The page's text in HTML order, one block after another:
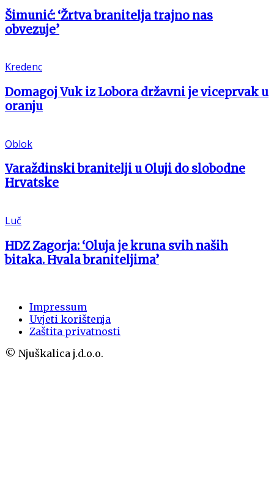
Šimunić: ‘Žrtva branitelja trajno nas
obvezuje’
Kredenc
Domagoj Vuk iz Lobora državni je viceprvak u
oranju
Oblok
Varaždinski branitelji u Oluji do slobodne
Hrvatske
Luč
HDZ Zagorja: ‘Oluja je kruna svih naših
bitaka. Hvala braniteljima’
Impressum
Uvjeti korištenja
Zaštita privatnosti
© Njuškalica j.d.o.o.